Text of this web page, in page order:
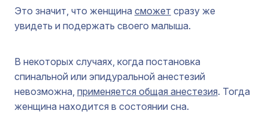
Это значит, что женщина сможет сразу же
увидеть и подержать своего малыша.
В некоторых случаях, когда постановка
спинальной или эпидуральной анестезий
невозможна, применяется общая анестезия. Тогда
женщина находится в состоянии сна.